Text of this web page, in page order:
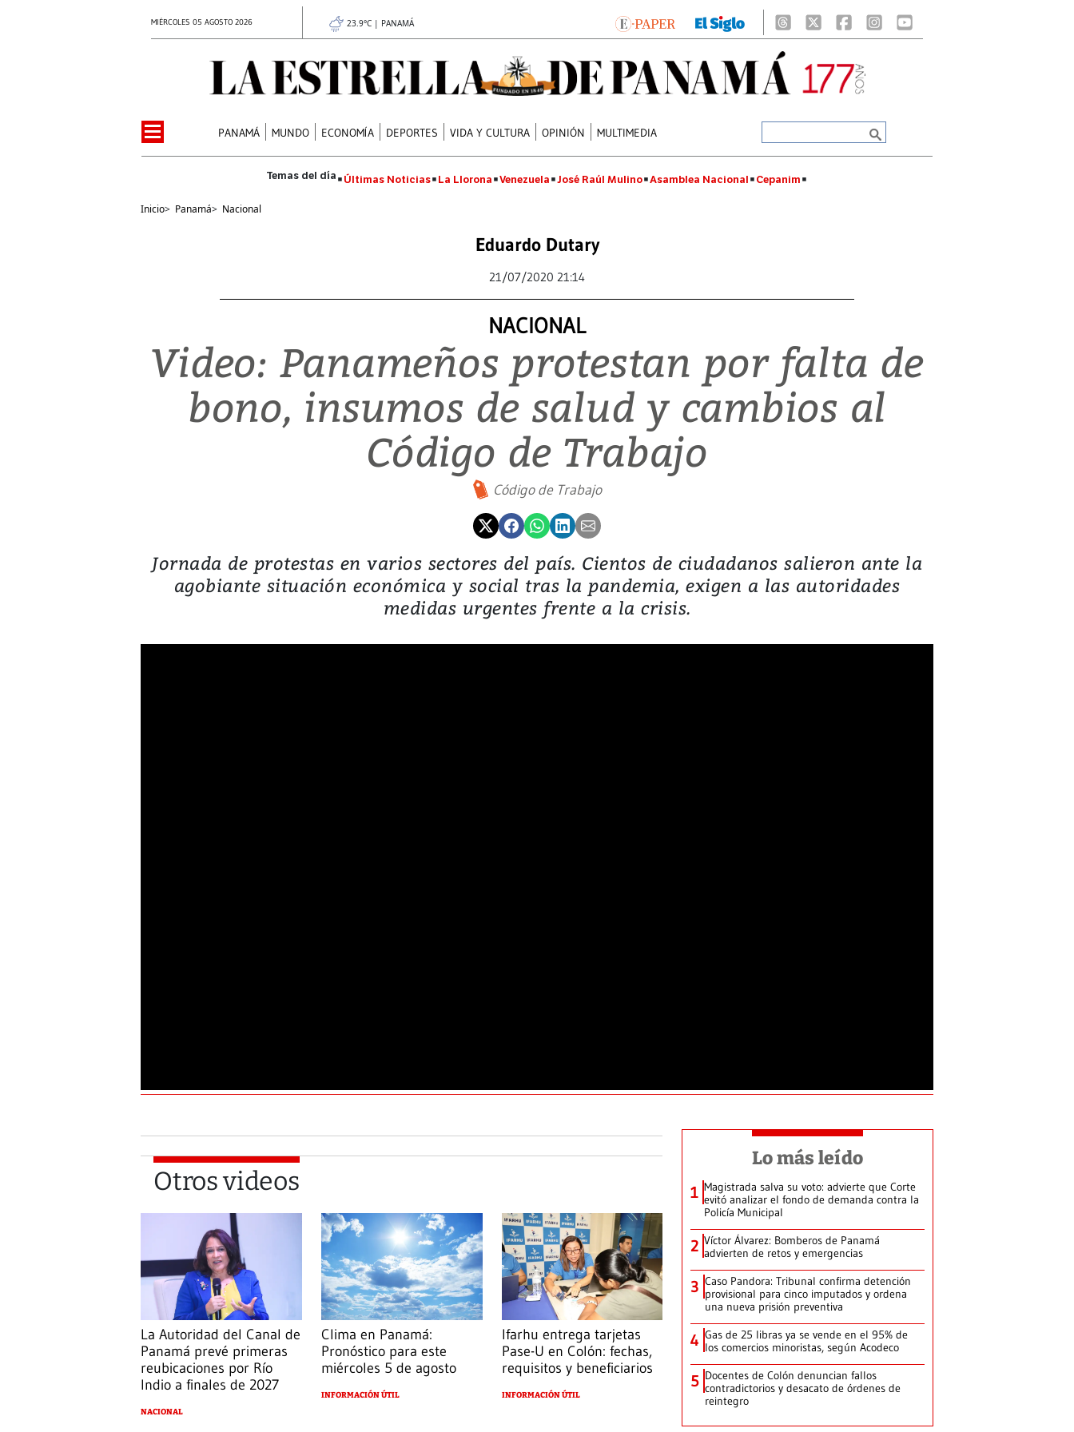
MIÉRCOLES 05 AGOSTO 2026 23.9°C | PANAMÁ
PANAMÁ MUNDO ECONOMÍA DEPORTES VIDA Y CULTURA OPINIÓN MULTIMEDIA
Últimas Noticias La Llorona Venezuela José Raúl Mulino Asamblea Nacional Cepanim
Inicio> Panamá> Nacional
Eduardo Dutary
21/07/2020 21:14
NACIONAL
Video: Panameños protestan por falta de
bono, insumos de salud y cambios al
Código de Trabajo
Código de Trabajo
Jornada de protestas en varios sectores del país. Cientos de ciudadanos salieron ante la
agobiante situación económica y social tras la pandemia, exigen a las autoridades
medidas urgentes frente a la crisis.
Otros videos
La Autoridad del Canal de
Panamá prevé primeras
reubicaciones por Río
Indio a finales de 2027
NACIONAL
Clima en Panamá:
Pronóstico para este
miércoles 5 de agosto
INFORMACIÓN ÚTIL
Ifarhu entrega tarjetas
Pase-U en Colón: fechas,
requisitos y beneficiarios
INFORMACIÓN ÚTIL
Lo más leído
1 Magistrada salva su voto: advierte que Corte
evitó analizar el fondo de demanda contra la
Policía Municipal
2 Víctor Álvarez: Bomberos de Panamá
advierten de retos y emergencias
3 Caso Pandora: Tribunal confirma detención
provisional para cinco imputados y ordena
una nueva prisión preventiva
4 Gas de 25 libras ya se vende en el 95% de
los comercios minoristas, según Acodeco
5 Docentes de Colón denuncian fallos
contradictorios y desacato de órdenes de
reintegro